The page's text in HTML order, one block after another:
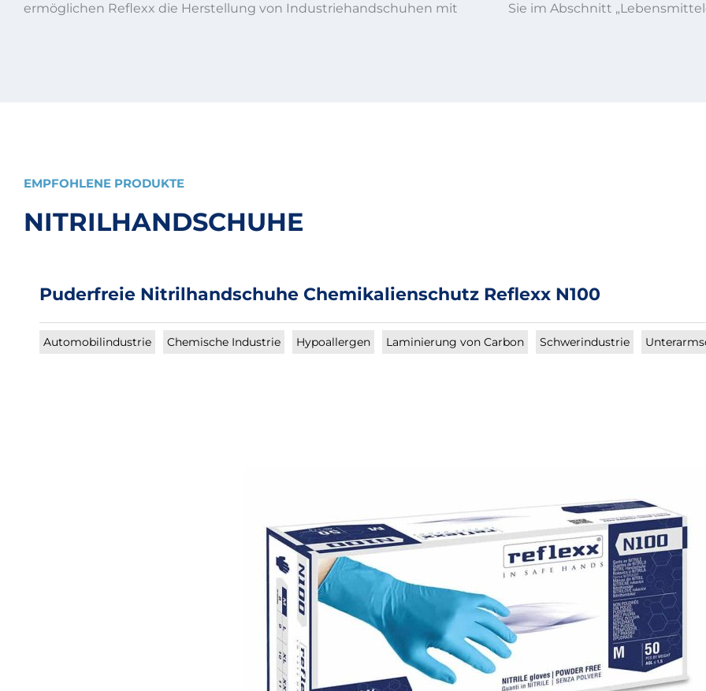
ermöglichen Reflexx die Herstellung von Industriehandschuhen mit
Sie im Abschnitt
EMPFOHLENE PRODUKTE
NITRILHANDSCHUHE
Puderfreie Nitrilhandschuhe Chemikalienschutz Reflexx N100
Automobilindustrie Chemische Industrie Hypoallergen Laminierung von Carbon Schwerindustrie